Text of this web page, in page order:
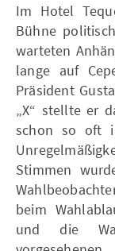
Im Hotel
Bühne
warteten
lange auf
Präsident
„X“ stellte er
schon so oft
Stimmen
beim
und die